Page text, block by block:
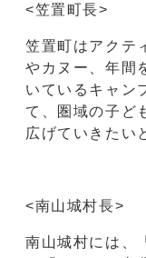
<笠置町長>
笠置町はアクテ
やカヌー、年間
いているキャン
て、圏域の子ど
広げていきたい
<南山城村長>
南山城村には、